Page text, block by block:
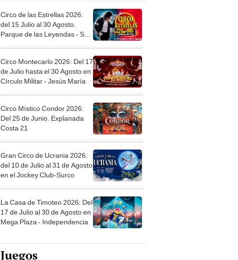
Circo de las Estrellas 2026:
del 15 Julio al 30 Agosto.
Parque de las Leyendas - San
Circo Montecarlo 2026: Del 17
de Julio hasta el 30 Agosto en
Círculo Militar - Jesús María
Circo Místico Condor 2026:
Del 25 de Junio. Explanada
Costa 21
Gran Circo de Ucrania 2026:
del 10 de Julio al 31 de Agosto
en el Jockey Club-Surco
La Casa de Timoteo 2026: Del
17 de Julio al 30 de Agosto en
Mega Plaza - Independencia
Juegos